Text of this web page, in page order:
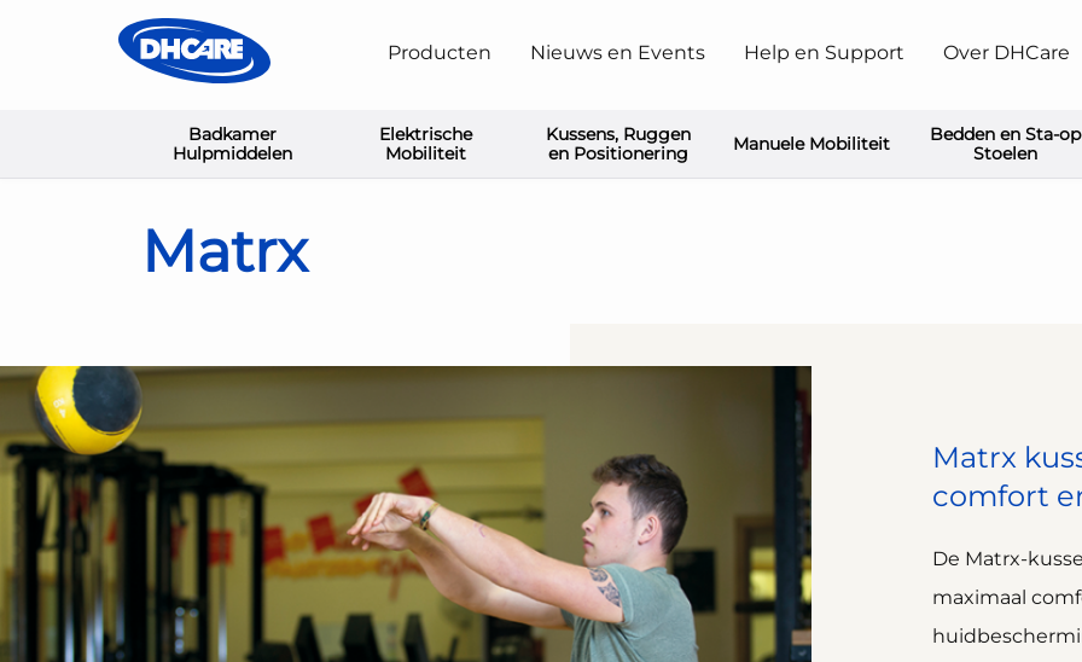
Producten
Badkamer
Hulpmiddelen
Elektrische
Mobiliteit
Kussens, Ruggen
en Positionering
Manuele Mobiliteit
Bedden en Sta-op
Stoelen
Nieuws en Events Help en Support Over DHCare
Home Kussens, Ruggen en Positionering Matrx
Matrx
Matrx
comfort
De Matrx-
maximaal